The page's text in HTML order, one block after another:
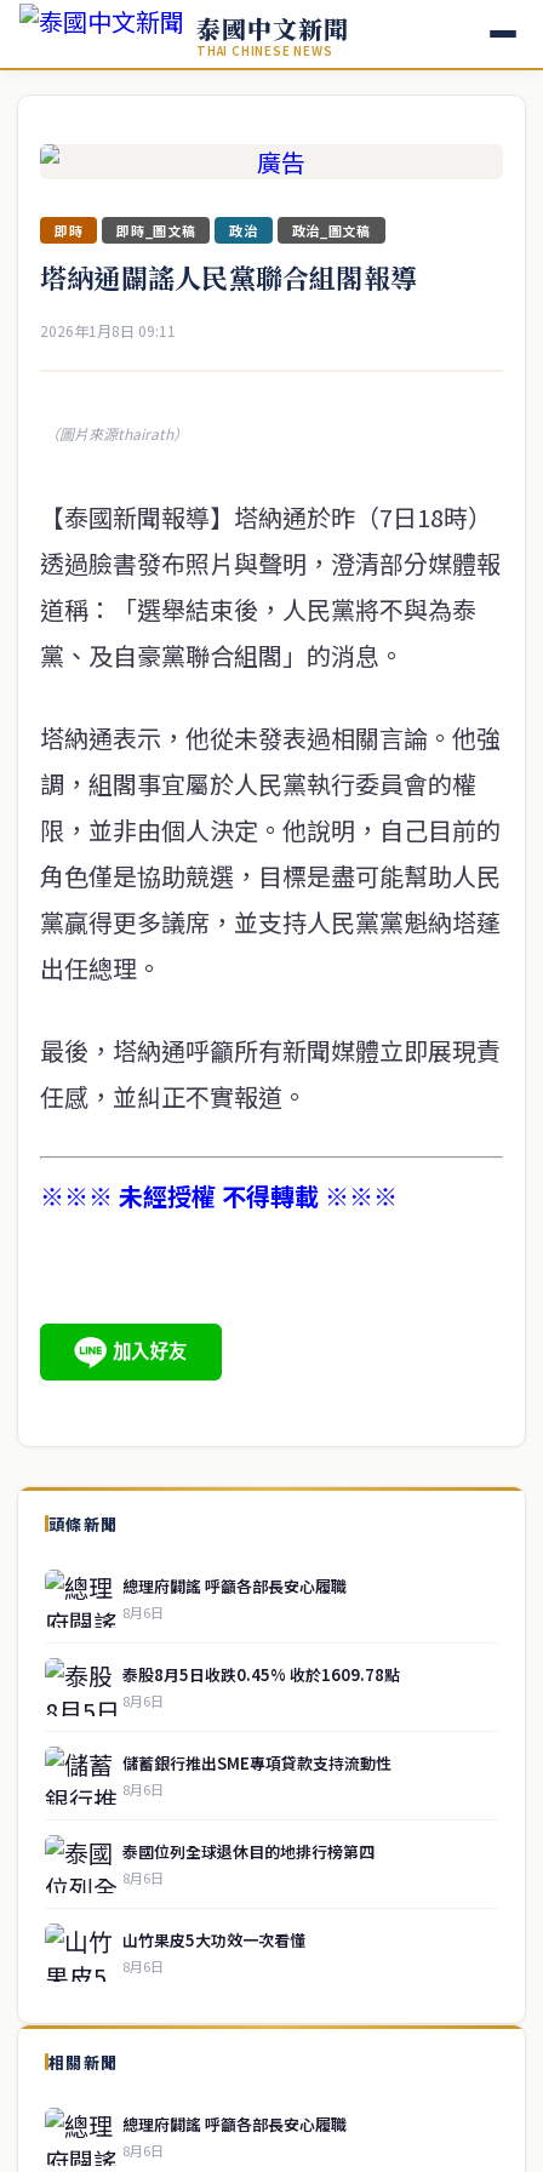
泰國中文新聞
THAI CHINESE NEWS
即時 即時_圖文稿 政治 政治_圖文稿
塔納通闢謠人民黨聯合組閣報導
2026年1月8日 09:11
（圖片來源thairath）
【泰國新聞報導】塔納通於昨（7日18時）
透過臉書發布照片與聲明，澄清部分媒體報
道稱：「選舉結束後，人民黨將不與為泰
黨、及自豪黨聯合組閣」的消息。
塔納通表示，他從未發表過相關言論。他強
調，組閣事宜屬於人民黨執行委員會的權
限，並非由個人決定。他說明，自己目前的
角色僅是協助競選，目標是盡可能幫助人民
黨贏得更多議席，並支持人民黨黨魁納塔蓬
出任總理。
最後，塔納通呼籲所有新聞媒體立即展現責
任感，並糾正不實報道。
※※※ 未經授權 不得轉載 ※※※
頭條新聞
總理府闢謠 呼籲各部長安心履職
8月6日
泰股8月5日收跌0.45% 收於1609.78點
8月6日
儲蓄銀行推出SME專項貸款支持流動性
8月6日
泰國位列全球退休目的地排行榜第四
8月6日
山竹果皮5大功效一次看懂
8月6日
相關新聞
總理府闢謠 呼籲各部長安心履職
8月6日
泰國中文新聞（TCN）是一家總部設於曼谷的中文新聞媒體，致力於
service@thaichinesenews.com ↑ 回到頂端